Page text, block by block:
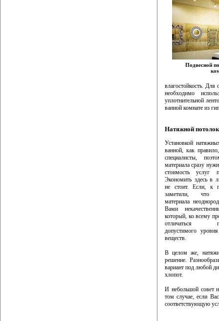
Подвесной
влагостойкость. Для
необходимо
уплотнительной
ванной комнате из
Натяжной
Установкой
ванной, как
специалисты,
материала сразу
стоимость услуг
Экономить здесь в
не стоит. Если, к
заметили, что
материала
Вами
который, ко всему
отличаться
допустимого
веществ.
В целом же,
решение.
вариант под любой
хлопот.
И небольшой совет
том случае, если
соответствующую